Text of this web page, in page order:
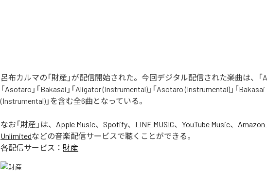
呂布カルマの「財産」が配信開始された。今回デジタル配信された楽曲は、「
「Asotaro」「Bakasai」「Aligator (Instrumental)」「Asotaro (Instrumental)」「Bakasai
(Instrumental)」を含む全6曲となっている。
なお「財産 」は、 Apple Music、 Spotify、 LINE MUSIC、 YouTube Music、 Amazon
Unlimitedなどの音楽配信サービスで聴くことができる。
各配信サービス： 財産